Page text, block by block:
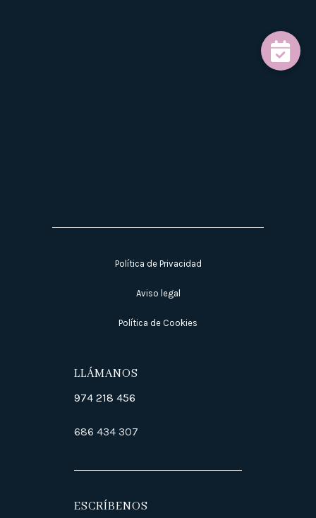
Política de Privacidad
Aviso legal
Política de Cookies
LLÁMANOS
974 218 456
686 434 307
ESCRÍBENOS